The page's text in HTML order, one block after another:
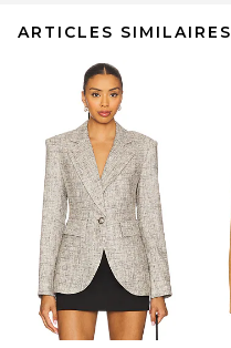
ARTICLES SIMILAIRES